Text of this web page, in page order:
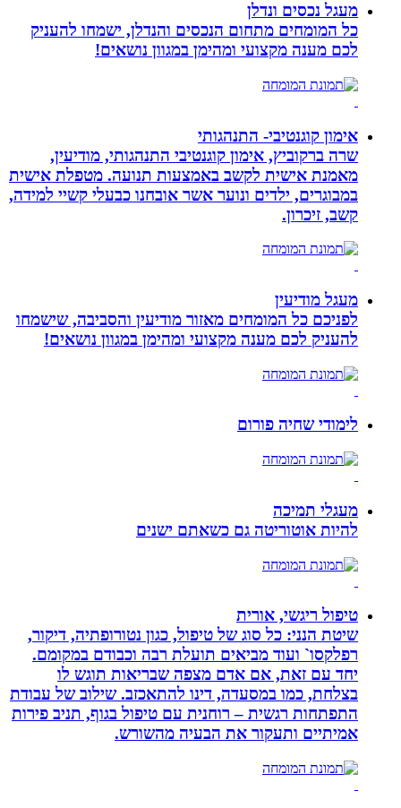
מעגל נכסים ונדלן
כל המומחים מתחום הנכסים והנדלן, ישמחו להעניק
לכם מענה מקצועי ומהימן במגוון נושאים!
אימון קוגנטיבי- התנהגותי
שרה ברקוביץ, אימון קוגנטיבי התנהגותי, מודיעין,
מאמנת אישית לקשב באמצעות תנועה. מטפלת אישית
במבוגרים, ילדים ונוער אשר אובחנו כבעלי קשיי למידה,
קשב, זיכרון.
מעגל מודיעין
לפניכם כל המומחים מאזור מודיעין והסביבה, שישמחו
להעניק לכם מענה מקצועי ומהימן במגוון נושאים!
לימודי שחיה פורום
מעגלי תמיכה
להיות אוטוריטה גם כשאתם ישנים
טיפול ריגשי, אורית
שיטת הנני: כל סוג של טיפול, כגון נטורופתיה, דיקור,
רפלקסו` ועוד מביאים תועלת רבה וכבודם במקומם.
יחד עם זאת, אם אדם מצפה שבריאות תוגש לו
בצלחת, כמו במסעדה, דינו להתאכזב. שילוב של עבודת
התפתחות רגשית – רוחנית עם טיפול בגוף, תניב פירות
אמיתיים ותעקור את הבעיה מהשורש.